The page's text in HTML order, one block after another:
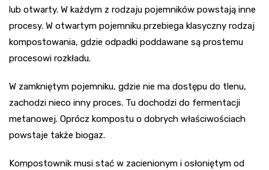
lub otwarty. W każdym z rodzaju pojemników powstają inne
procesy. W otwartym pojemniku przebiega klasyczny rodzaj
kompostowania, gdzie odpadki poddawane są prostemu
procesowi rozkładu.
W zamkniętym pojemniku, gdzie nie ma dostępu do tlenu,
zachodzi nieco inny proces. Tu dochodzi do fermentacji
metanowej. Oprócz kompostu o dobrych właściwościach
powstaje także biogaz.
Kompostownik musi stać w zacienionym i osłoniętym od